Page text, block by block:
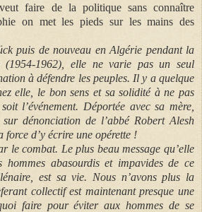
faire de la politique sans connaître
on met les pieds sur les mains des
puis de nouveau en Algérie pendant la
(1954-1962), elle ne varie pas un seul
à défendre les peuples. Il y a quelque
elle, le bon sens et sa solidité à ne pas
l’événement. Déportée avec sa mère,
dénonciation de l’abbé Robert Alesh
d’y écrire une opérette !
le combat. Le plus beau message qu’elle
hommes abasourdis et impavides de ce
est sa vie. Nous n’avons plus la
collectif est maintenant presque une
faire pour éviter aux hommes de se